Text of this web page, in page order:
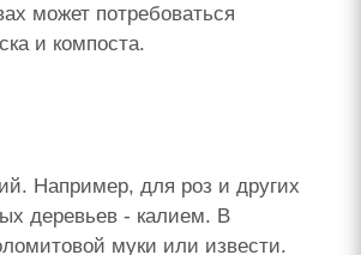
может потребоваться
и компоста.
Например, для роз и других
деревьев - калием. В
муки или извести.